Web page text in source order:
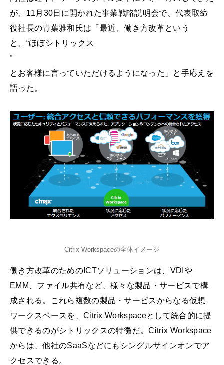
が、11月30日に開かれた事業戦略説明会で、代表取締
役社長の青葉雅和氏は「最近、働き方改革という
と、“ほぼシトリックス
”
とお客様に言っていただけるようになった」と手応えを
語った。
Citrix Workspaceの全体イメージ
働き方改革のためのICTソリューションは、VDIや
EMM、ファイル共有など、様々な製品・サービスで構
成される。これら複数の製品・サービスからなる仮想
ワークスペースを、Citrix Workspaceとして統合的に提
供できるのがシトリックスの特徴だ。Citrix Workspace
からは、他社のSaaSなどにもシングルサインオンでア
クセスできる。